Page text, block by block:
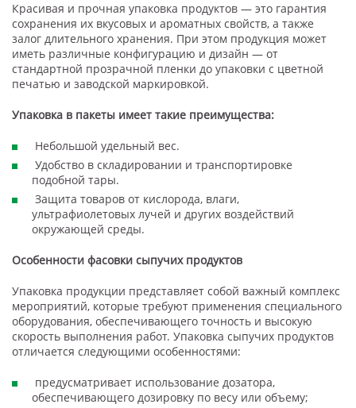
Красивая и прочная упаковка продуктов — это гарантия
сохранения их вкусовых и ароматных свойств, а также
залог длительного хранения. При этом продукция может
иметь различные конфигурацию и дизайн — от
стандартной прозрачной пленки до упаковки с цветной
печатью и заводской маркировкой.
Упаковка в пакеты имеет такие преимущества:
Небольшой удельный вес.
Удобство в складировании и транспортировке
подобной тары.
Защита товаров от кислорода, влаги,
ультрафиолетовых лучей и других воздействий
окружающей среды.
Особенности фасовки сыпучих продуктов
Упаковка продукции представляет собой важный комплекс
мероприятий, которые требуют применения специального
оборудования, обеспечивающего точность и высокую
скорость выполнения работ. Упаковка сыпучих продуктов
отличается следующими особенностями:
предусматривает использование дозатора,
обеспечивающего дозировку по весу или объему;